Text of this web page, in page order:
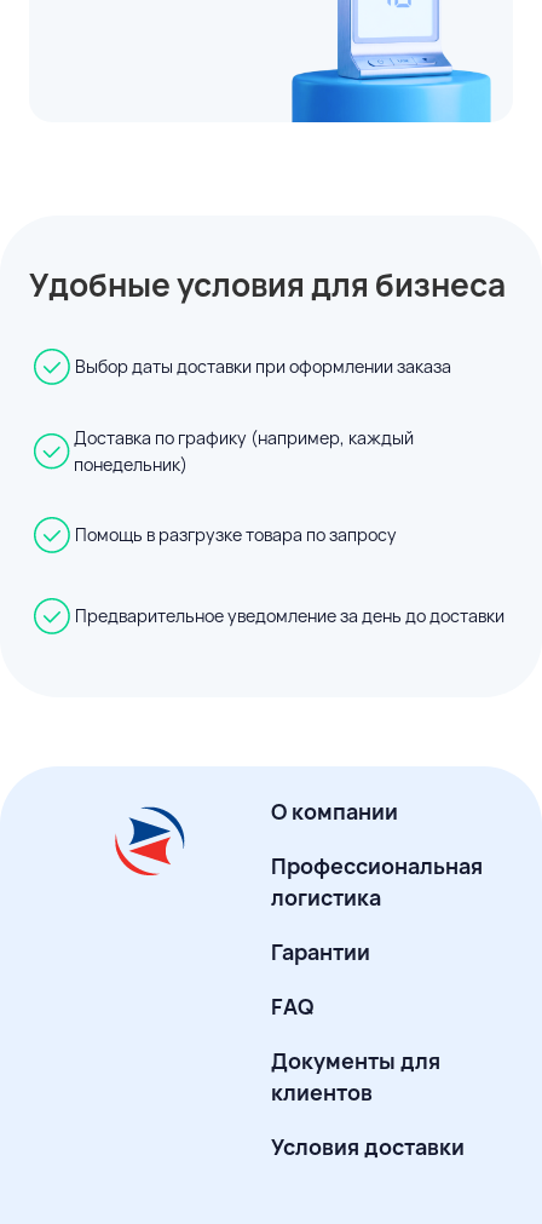
Удобные условия для бизнеса
Выбор даты доставки при оформлении заказа
Доставка по графику (например, каждый
понедельник)
Помощь в разгрузке товара по запросу
Предварительное уведомление за день до доставки
О компании
Профессиональная
логистика
Гарантии
FAQ
Документы для
клиентов
Условия доставки